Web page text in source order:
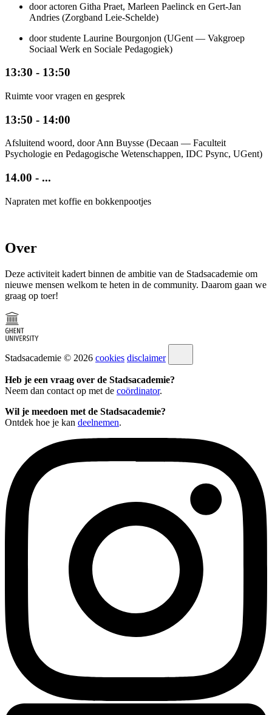
door actoren Githa Praet, Marleen Paelinck en Gert-Jan
Andries (Zorgband Leie-Schelde)
door studente Laurine Bourgonjon (UGent — Vakgroep
Sociaal Werk en Sociale Pedagogiek)
13:30 - 13:50
Ruimte voor vragen en gesprek
13:50 - 14:00
Afsluitend woord, door Ann Buysse (Decaan — Faculteit
Psychologie en Pedagogische Wetenschappen, IDC Psync, UGent)
14.00 - ...
Napraten met koffie en bokkenpootjes
Over
Deze activiteit kadert binnen de ambitie van de Stadsacademie om
nieuwe mensen welkom te heten in de community. Daarom gaan we
graag op toer!
Stadsacademie © 2026 cookies disclaimer
Heb je een vraag over de Stadsacademie?
Neem dan contact op met de coördinator.
Wil je meedoen met de Stadsacademie?
Ontdek hoe je kan deelnemen.